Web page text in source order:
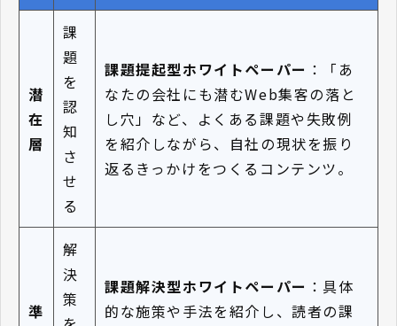
潜
在
層
課
題
を
認
知
さ
せ
る
課題提起型ホワイトペーパー ：「あ
なたの会社にも潜むWeb集客の落と
し穴」など、よくある課題や失敗例
を紹介しながら、自社の現状を振り
返るきっかけをつくるコンテンツ。
準
解
決
策
課題解決型ホワイトペーパー ：具体
的な施策や手法を紹介し、読者の課